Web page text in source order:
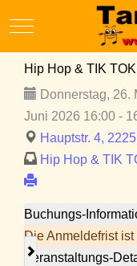
Mobile Menu Toggle
Hip Hop & TIK
Donnerstag, 26.
Juni 2026 16:00 -
Hauptstr. 4,
Hip Hop & TIK
Buchungs-
Die Anmeldefrist ist
Veranstaltungs-